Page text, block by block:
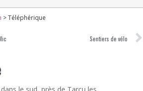
>Téléphérique
Sentiers de vélo